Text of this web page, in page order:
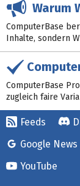
Warum
ComputerBase
Inhalte, sondern
ComputerBase
zugleich faire
Feeds
Google News
YouTube